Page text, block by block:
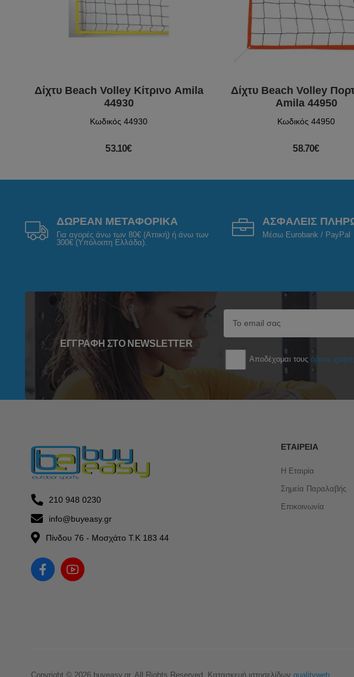
Δίχτυ Beach Volley Κίτρινο Amila
44930
Κωδικός 44930
53.10€
Δίχτυ Beach Volley
Amila 44950
Κωδικός 44950
58.70€
ΔΩΡΕΑΝ ΜΕΤΑΦΟΡΙΚΑ
Για αγορές άνω των 80€ (Αττική) ή άνω των
300€ (Υπόλοιπη Ελλάδα).
ΑΣΦΑΛΕΙΣ
Μέσω Eurobank / PayPal
ΕΓΓΡΑΦΉ ΣΤΟ NEWSLETTER
Αποδέχομαι τουςόρους
210 948 0230
info@buyeasy.gr
Πίνδου 76 - Μοσχάτο Τ.Κ 183 44
ΕΤΑΙΡΕΊΑ
Η Εταιρία
Σημεία Παραλαβής
Επικοινωνία
Copyright © 2026 buyeasy.gr. All Rights Reserved. Κατασκευή ιστοσελίδων qualityweb